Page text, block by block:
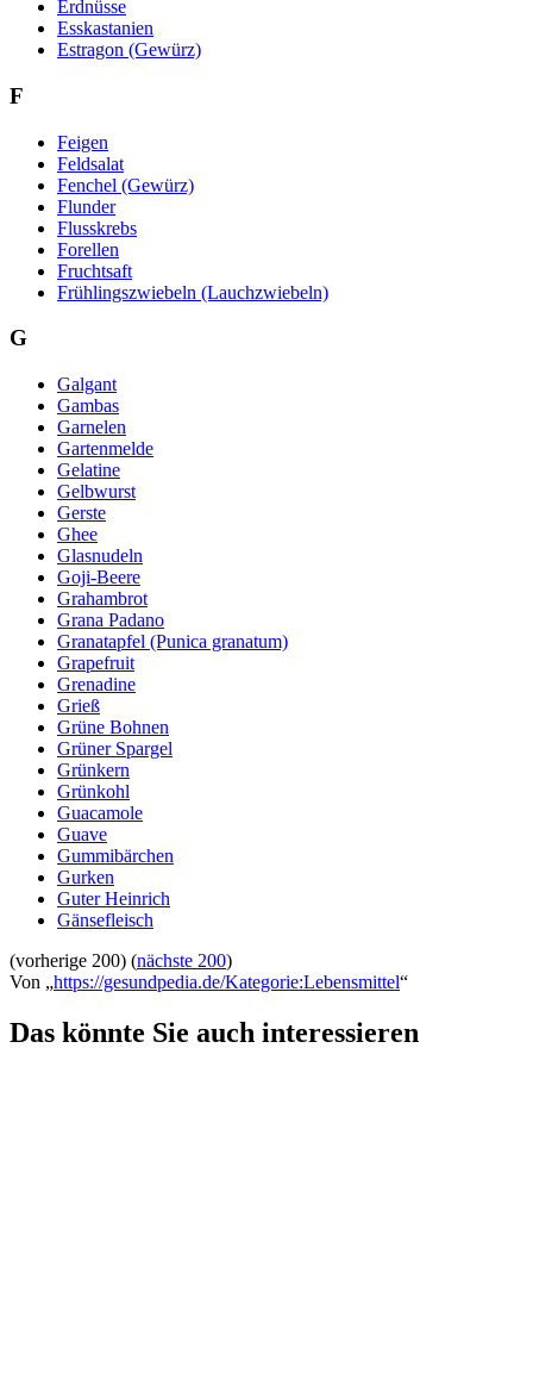
Erdnüsse
Esskastanien
Estragon (Gewürz)
F
Feigen
Feldsalat
Fenchel (Gewürz)
Flunder
Flusskrebs
Forellen
Fruchtsaft
Frühlingszwiebeln (Lauchzwiebeln)
G
Galgant
Gambas
Garnelen
Gartenmelde
Gelatine
Gelbwurst
Gerste
Ghee
Glasnudeln
Goji-Beere
Grahambrot
Grana Padano
Granatapfel (Punica granatum)
Grapefruit
Grenadine
Grieß
Grüne Bohnen
Grüner Spargel
Grünkern
Grünkohl
Guacamole
Guave
Gummibärchen
Gurken
Guter Heinrich
Gänsefleisch
(vorherige 200) (nächste 200)
Von „https://gesundpedia.de/Kategorie:Lebensmittel“
Das könnte Sie auch interessieren